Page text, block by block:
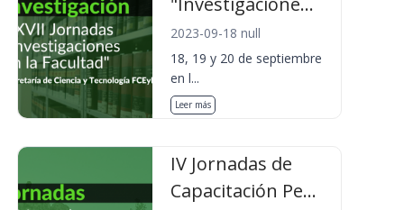
2023-09-18 null
18, 19 y 20 de septiembre
en l...
Leer más
IV Jornadas de
Capacitación Pe...